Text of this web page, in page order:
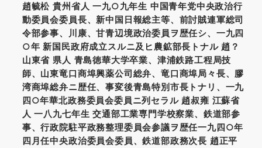
趙毓松 貴州省人 一九○九年生 中国青年党中央政治行
動委員会委員長、新中国日報総主等、前討賊連軍総司
令部参事、川康、甘青辺境政治委員ヲ歴任シ、一九四
○年 新国民政府成立スルニ及ヒ農鉱部長トナル 趙？
山東省 県人 青島徳華大学卒業、津浦鉄路工程局技
師、山東竜口商埠興薬公司総弁、竜口商埠局々長、膠
湾商埠総弁ニ歴任、事変後青島特別市長トナリ、一九
四○年華北政務委員会委員ニ列セラル 趙叔雍 江蘇省
人 一八九七年生 交通部工業専門学校察業、鉄道部参
事、行政院駐平政務整理委員会参議ヲ歴任一九四○年
四月任中央政治委員会委員、鉄道部政務次長 趙正平